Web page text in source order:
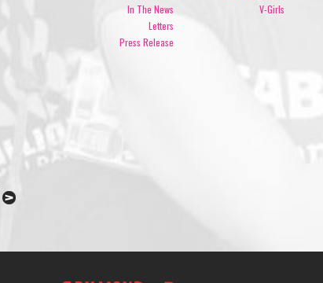
In The News
Letters
Press Release
V-Girls